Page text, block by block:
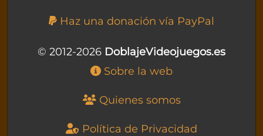
Haz una donación vía PayPal
© 2012-2026 DoblajeVideojuegos.es
Sobre la web
Quienes somos
Política de Privacidad